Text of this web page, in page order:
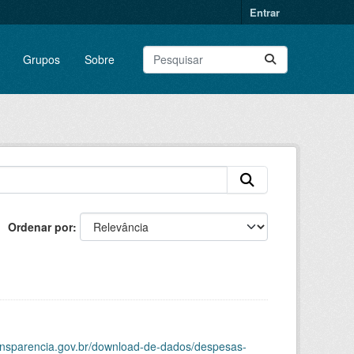
Entrar
Grupos Sobre
Ordenar por
download-de-dados/despesas-